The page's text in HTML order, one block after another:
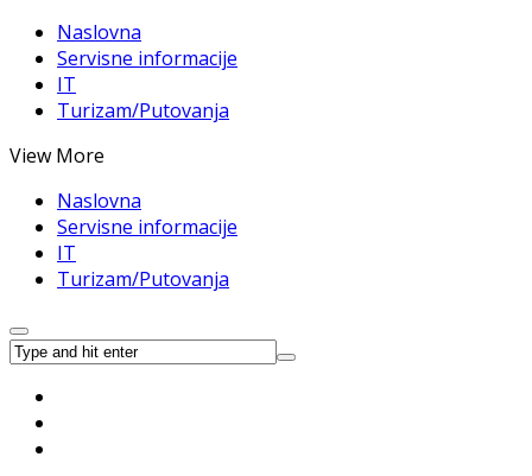
Naslovna
Servisne informacije
IT
Turizam/Putovanja
View More
Naslovna
Servisne informacije
IT
Turizam/Putovanja